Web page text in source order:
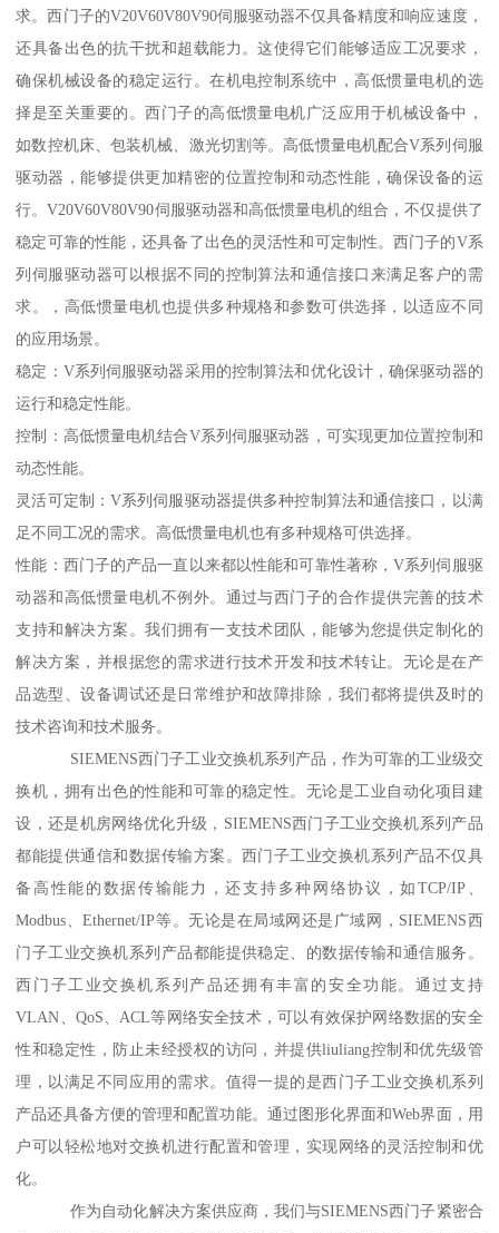
求。西门子的V20V60V80V90伺服驱动器不仅具备精度和响应速度，
还具备出色的抗干扰和超载能力。这使得它们能够适应工况要求，
确保机械设备的稳定运行。在机电控制系统中，高低惯量电机的选
择是至关重要的。西门子的高低惯量电机广泛应用于机械设备中，
如数控机床、包装机械、激光切割等。高低惯量电机配合V系列伺服
驱动器，能够提供更加精密的位置控制和动态性能，确保设备的运
行。V20V60V80V90伺服驱动器和高低惯量电机的组合，不仅提供了
稳定可靠的性能，还具备了出色的灵活性和可定制性。西门子的V系
列伺服驱动器可以根据不同的控制算法和通信接口来满足客户的需
求。，高低惯量电机也提供多种规格和参数可供选择，以适应不同
的应用场景。
稳定：V系列伺服驱动器采用的控制算法和优化设计，确保驱动器的
运行和稳定性能。
控制：高低惯量电机结合V系列伺服驱动器，可实现更加位置控制和
动态性能。
灵活可定制：V系列伺服驱动器提供多种控制算法和通信接口，以满
足不同工况的需求。高低惯量电机也有多种规格可供选择。
性能：西门子的产品一直以来都以性能和可靠性著称，V系列伺服驱
动器和高低惯量电机不例外。通过与西门子的合作提供完善的技术
支持和解决方案。我们拥有一支技术团队，能够为您提供定制化的
解决方案，并根据您的需求进行技术开发和技术转让。无论是在产
品选型、设备调试还是日常维护和故障排除，我们都将提供及时的
技术咨询和技术服务。
SIEMENS西门子工业交换机系列产品，作为可靠的工业级交
换机，拥有出色的性能和可靠的稳定性。无论是工业自动化项目建
设，还是机房网络优化升级，SIEMENS西门子工业交换机系列产品
都能提供通信和数据传输方案。西门子工业交换机系列产品不仅具
备高性能的数据传输能力，还支持多种网络协议，如TCP/IP、
Modbus、Ethernet/IP等。无论是在局域网还是广域网，SIEMENS西
门子工业交换机系列产品都能提供稳定、的数据传输和通信服务。
西门子工业交换机系列产品还拥有丰富的安全功能。通过支持
VLAN、QoS、ACL等网络安全技术，可以有效保护网络数据的安全
性和稳定性，防止未经授权的访问，并提供liuliang控制和优先级管
理，以满足不同应用的需求。值得一提的是西门子工业交换机系列
产品还具备方便的管理和配置功能。通过图形化界面和Web界面，用
户可以轻松地对交换机进行配置和管理，实现网络的灵活控制和优
化。
作为自动化解决方案供应商，我们与SIEMENS西门子紧密合